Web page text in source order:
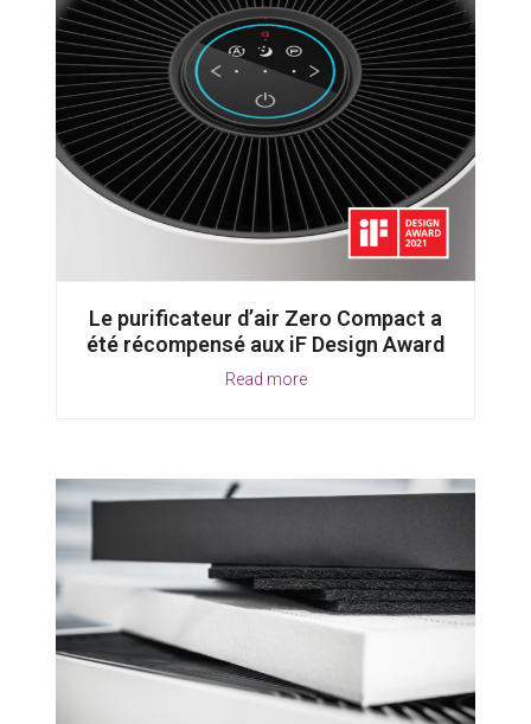
Le purificateur d’air Zero Compact a
été récompensé aux iF Design Award
Read more